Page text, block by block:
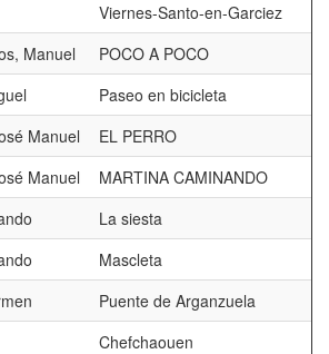
Viernes-Santo-en-Garciez
Manuel
POCO A POCO
Paseo en bicicleta
Manuel
EL PERRO
Manuel
MARTINA CAMINANDO
La siesta
Mascleta
Puente de Arganzuela
Chefchaouen